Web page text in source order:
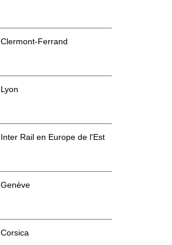
Clermont-Ferrand
Lyon
Inter Rail en Europe de l'Est
Genève
Corsica